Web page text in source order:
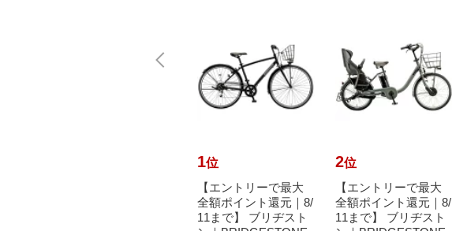
1位
【エントリーで最大
全額ポイント還元｜8/
11まで】 ブリヂスト
2位
【エントリーで最大
全額ポイント還元｜8/
11まで】 ブリヂスト